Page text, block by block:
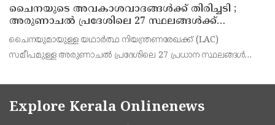
ചൈനയുടെ അവകാശവാദങ്ങൾക്ക് തിരിച്ചടി ;
അരുണാചൽ പ്രദേശിലെ 27 സ്ഥലങ്ങൾക്ക്
ഔദ്യോഗിക പേരുകൾ നൽകി ഇന്ത്യ
ചൈനയുമായുള്ള യഥാർത്ഥ നിയന്ത്രണരേഖക്ക് (LAC)
സമീപമുള്ള അരുണാചൽ പ്രദേശിലെ 27 പ്രധാന സ്ഥലങ്ങൾക്കും
സമീപ വർഷങ്ങളിൽ സംസ്ഥാനത്തെ വിവിധ പ്രദേശങ്ങൾക
Explore Kerala Onlinenews